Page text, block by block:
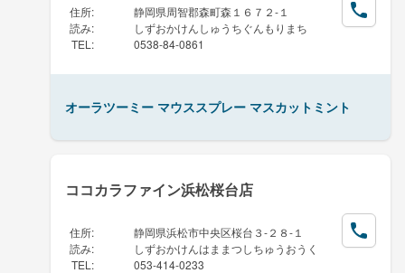
住所:
静岡県周智郡森町森１６７２-１
読み:
しずおかけんしゅうちぐんもりまち
TEL : 0538-84-0861
オーラツーミー マウススプレー マスカットミント
ココカラファイン浜松桜台店
住所:
静岡県浜松市中央区桜台３-２８-１
読み:
しずおかけんはままつしちゅうおうく
TEL : 053-414-0233